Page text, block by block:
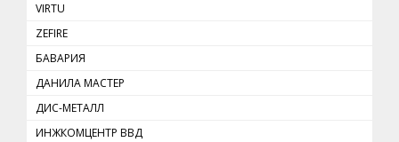
VIRTU
ZEFIRE
БАВАРИЯ
ДАНИЛА МАСТЕР
ДИС-МЕТАЛЛ
ИНЖКОМЦЕНТР ВВД